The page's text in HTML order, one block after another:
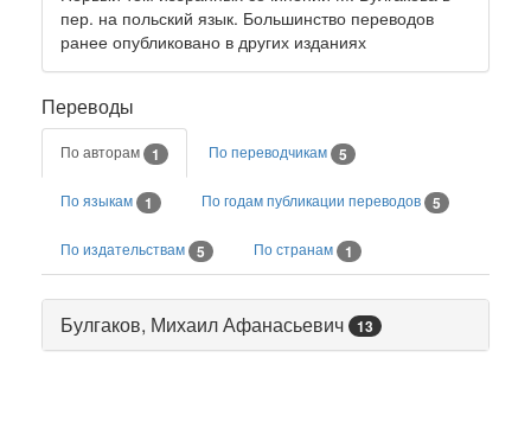
пер. на польский язык. Большинство переводов
ранее опубликовано в других изданиях
Переводы
По авторам 1 По переводчикам 5
По языкам 1 По годам публикации переводов 5
По издательствам 5 По странам 1
Булгаков, Михаил Афанасьевич 13